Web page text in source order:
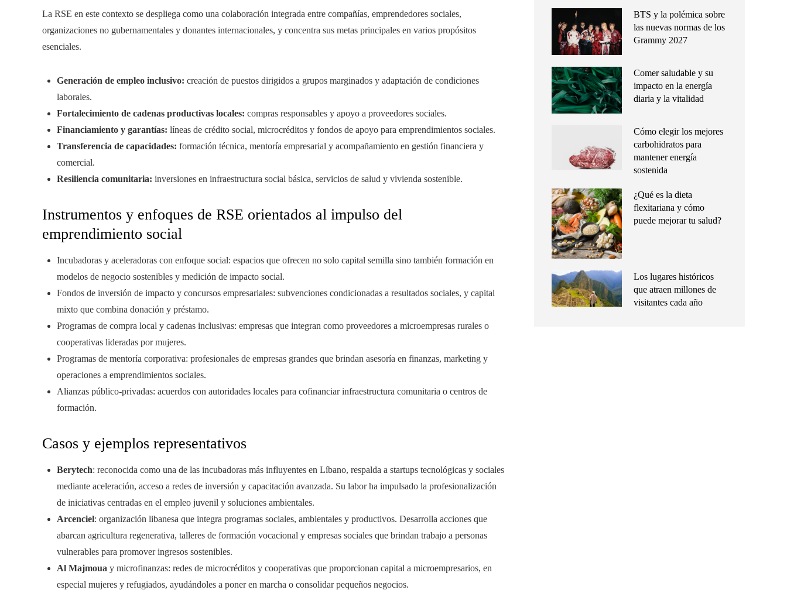
La RSE en este contexto se despliega como una colaboración integrada entre compañías, emprendedores sociales,
organizaciones no gubernamentales y donantes internacionales, y concentra sus metas principales en varios propósitos
esenciales.
Generación de empleo inclusivo: creación de puestos dirigidos a grupos marginados y adaptación de condiciones
laborales.
Fortalecimiento de cadenas productivas locales: compras responsables y apoyo a proveedores sociales.
Financiamiento y garantías: líneas de crédito social, microcréditos y fondos de apoyo para emprendimientos sociales.
Transferencia de capacidades: formación técnica, mentoría empresarial y acompañamiento en gestión financiera y
comercial.
Resiliencia comunitaria: inversiones en infraestructura social básica, servicios de salud y vivienda sostenible.
Instrumentos y enfoques de RSE orientados al impulso del
emprendimiento social
Incubadoras y aceleradoras con enfoque social: espacios que ofrecen no solo capital semilla sino también formación en
modelos de negocio sostenibles y medición de impacto social.
Fondos de inversión de impacto y concursos empresariales: subvenciones condicionadas a resultados sociales, y capital
mixto que combina donación y préstamo.
Programas de compra local y cadenas inclusivas: empresas que integran como proveedores a microempresas rurales o
cooperativas lideradas por mujeres.
Programas de mentoría corporativa: profesionales de empresas grandes que brindan asesoría en finanzas, marketing y
operaciones a emprendimientos sociales.
Alianzas público-privadas: acuerdos con autoridades locales para cofinanciar infraestructura comunitaria o centros de
formación.
Casos y ejemplos representativos
Berytech: reconocida como una de las incubadoras más influyentes en Líbano, respalda a startups tecnológicas y sociales
mediante aceleración, acceso a redes de inversión y capacitación avanzada. Su labor ha impulsado la profesionalización
de iniciativas centradas en el empleo juvenil y soluciones ambientales.
Arcenciel: organización libanesa que integra programas sociales, ambientales y productivos. Desarrolla acciones que
abarcan agricultura regenerativa, talleres de formación vocacional y empresas sociales que brindan trabajo a personas
vulnerables para promover ingresos sostenibles.
Al Majmoua y microfinanzas: redes de microcréditos y cooperativas que proporcionan capital a microempresarios, en
especial mujeres y refugiados, ayudándoles a poner en marcha o consolidar pequeños negocios.
BTS y la polémica sobre
las nuevas normas de los
Grammy 2027
Comer saludable y su
impacto en la energía
diaria y la vitalidad
Cómo elegir los mejores
carbohidratos para
mantener energía
sostenida
¿Qué es la dieta
flexitariana y cómo
puede mejorar tu salud?
Los lugares históricos
que atraen millones de
visitantes cada año